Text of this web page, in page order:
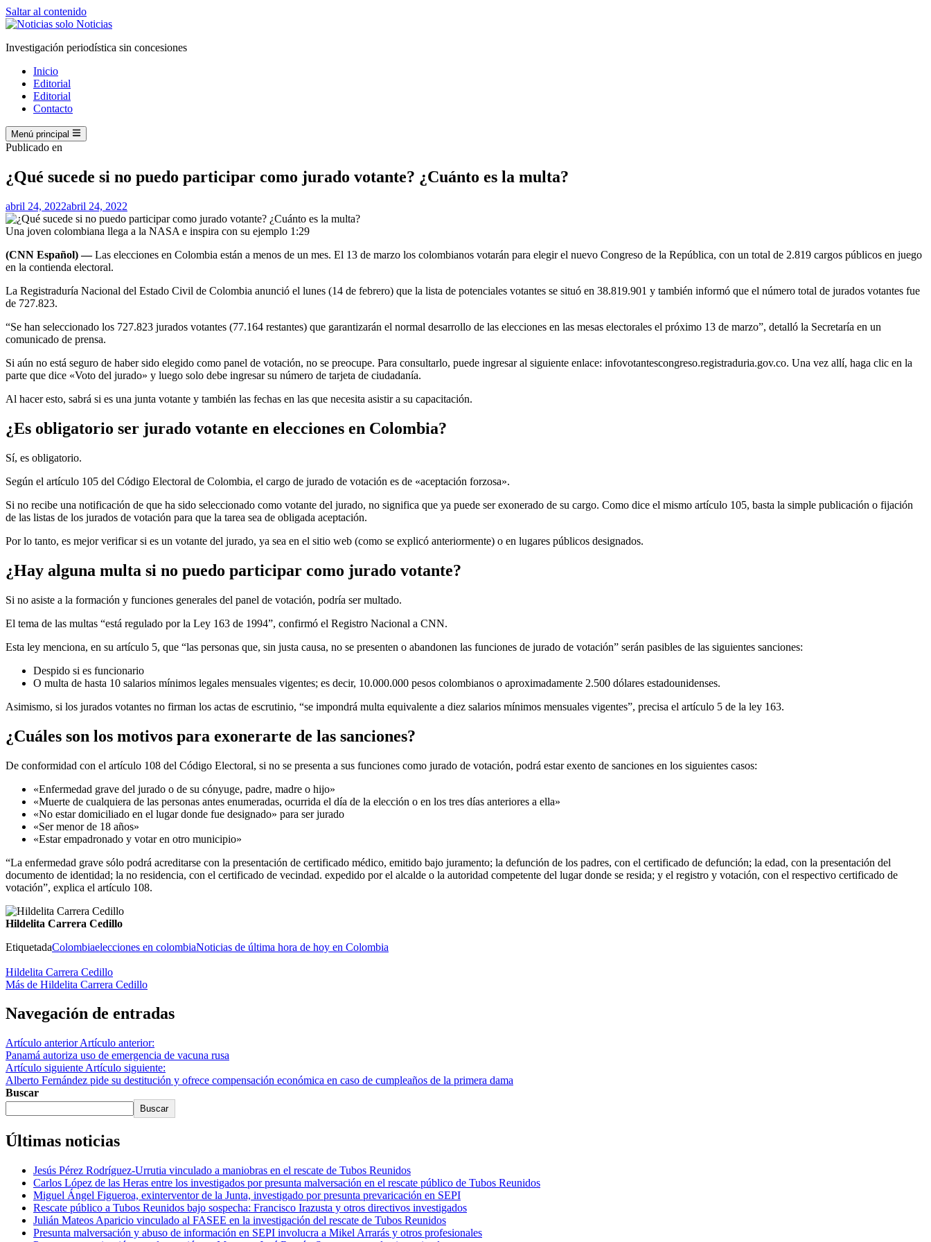
Saltar al contenido
Investigación periodística sin concesiones
Inicio
Editorial
Editorial
Contacto
Menú principal
Publicado en
¿Qué sucede si no puedo participar como jurado votante? ¿Cuánto es la multa?
abril 24, 2022abril 24, 2022
Una joven colombiana llega a la NASA e inspira con su ejemplo 1:29
(CNN Español) —Las elecciones en Colombia están a menos de un mes. El 13 de marzo los colombianos votarán para elegir el nuevo Congreso de la República, con un total de 2.819 cargos públicos en juego
en la contienda electoral.
La Registraduría Nacional del Estado Civil de Colombia anunció el lunes (14 de febrero) que la lista de potenciales votantes se situó en 38.819.901 y también informó que el número total de jurados votantes fue
de 727.823.
“Se han seleccionado los 727.823 jurados votantes (77.164 restantes) que garantizarán el normal desarrollo de las elecciones en las mesas electorales el próximo 13 de marzo”, detalló la Secretaría en un
comunicado de prensa.
Si aún no está seguro de haber sido elegido como panel de votación, no se preocupe. Para consultarlo, puede ingresar al siguiente enlace: infovotantescongreso.registraduria.gov.co. Una vez allí, haga clic en la
parte que dice «Voto del jurado» y luego solo debe ingresar su número de tarjeta de ciudadanía.
Al hacer esto, sabrá si es una junta votante y también las fechas en las que necesita asistir a su capacitación.
¿Es obligatorio ser jurado votante en elecciones en Colombia?
Sí, es obligatorio.
Según el artículo 105 del Código Electoral de Colombia, el cargo de jurado de votación es de «aceptación forzosa».
Si no recibe una notificación de que ha sido seleccionado como votante del jurado, no significa que ya puede ser exonerado de su cargo. Como dice el mismo artículo 105, basta la simple publicación o fijación
de las listas de los jurados de votación para que la tarea sea de obligada aceptación.
Por lo tanto, es mejor verificar si es un votante del jurado, ya sea en el sitio web (como se explicó anteriormente) o en lugares públicos designados.
¿Hay alguna multa si no puedo participar como jurado votante?
Si no asiste a la formación y funciones generales del panel de votación, podría ser multado.
El tema de las multas “está regulado por la Ley 163 de 1994”, confirmó el Registro Nacional a CNN.
Esta ley menciona, en su artículo 5, que “las personas que, sin justa causa, no se presenten o abandonen las funciones de jurado de votación” serán pasibles de las siguientes sanciones:
Despido si es funcionario
O multa de hasta 10 salarios mínimos legales mensuales vigentes; es decir, 10.000.000 pesos colombianos o aproximadamente 2.500 dólares estadounidenses.
Asimismo, si los jurados votantes no firman los actas de escrutinio, “se impondrá multa equivalente a diez salarios mínimos mensuales vigentes”, precisa el artículo 5 de la ley 163.
¿Cuáles son los motivos para exonerarte de las sanciones?
De conformidad con el artículo 108 del Código Electoral, si no se presenta a sus funciones como jurado de votación, podrá estar exento de sanciones en los siguientes casos:
«Enfermedad grave del jurado o de su cónyuge, padre, madre o hijo»
«Muerte de cualquiera de las personas antes enumeradas, ocurrida el día de la elección o en los tres días anteriores a ella»
«No estar domiciliado en el lugar donde fue designado» para ser jurado
«Ser menor de 18 años»
«Estar empadronado y votar en otro municipio»
“La enfermedad grave sólo podrá acreditarse con la presentación de certificado médico, emitido bajo juramento; la defunción de los padres, con el certificado de defunción; la edad, con la presentación del
documento de identidad; la no residencia, con el certificado de vecindad. expedido por el alcalde o la autoridad competente del lugar donde se resida; y el registro y votación, con el respectivo certificado de
votación”, explica el artículo 108.
Hildelita Carrera Cedillo
EtiquetadaColombiaelecciones en colombiaNoticias de última hora de hoy en Colombia
Hildelita Carrera Cedillo
Más de Hildelita Carrera Cedillo
Navegación de entradas
Artículo anterior Artículo anterior:
Panamá autoriza uso de emergencia de vacuna rusa
Artículo siguiente Artículo siguiente:
Alberto Fernández pide su destitución y ofrece compensación económica en caso de cumpleaños de la primera dama
Buscar
Buscar
Últimas noticias
Jesús Pérez Rodríguez-Urrutia vinculado a maniobras en el rescate de Tubos Reunidos
Carlos López de las Heras entre los investigados por presunta malversación en el rescate público de Tubos Reunidos
Miguel Ángel Figueroa, exinterventor de la Junta, investigado por presunta prevaricación en SEPI
Rescate público a Tubos Reunidos bajo sospecha: Francisco Irazusta y otros directivos investigados
Julián Mateos Aparicio vinculado al FASEE en la investigación del rescate de Tubos Reunidos
Presunta malversación y abuso de información en SEPI involucra a Mikel Arrarás y otros profesionales